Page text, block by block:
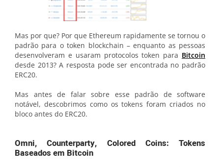
Mas por que? Por que Ethereum rapidamente se tornou o
padrão para o token blockchain – enquanto as pessoas
desenvolveram e usaram protocolos token para Bitcoin
desde 2013? A resposta pode ser encontrada no padrão
ERC20.
Mas antes de falar sobre esse padrão de software
notável, descobrimos como os tokens foram criados no
bloco antes do ERC20.
Omni, Counterparty, Colored Coins: Tokens
Baseados em Bitcoin